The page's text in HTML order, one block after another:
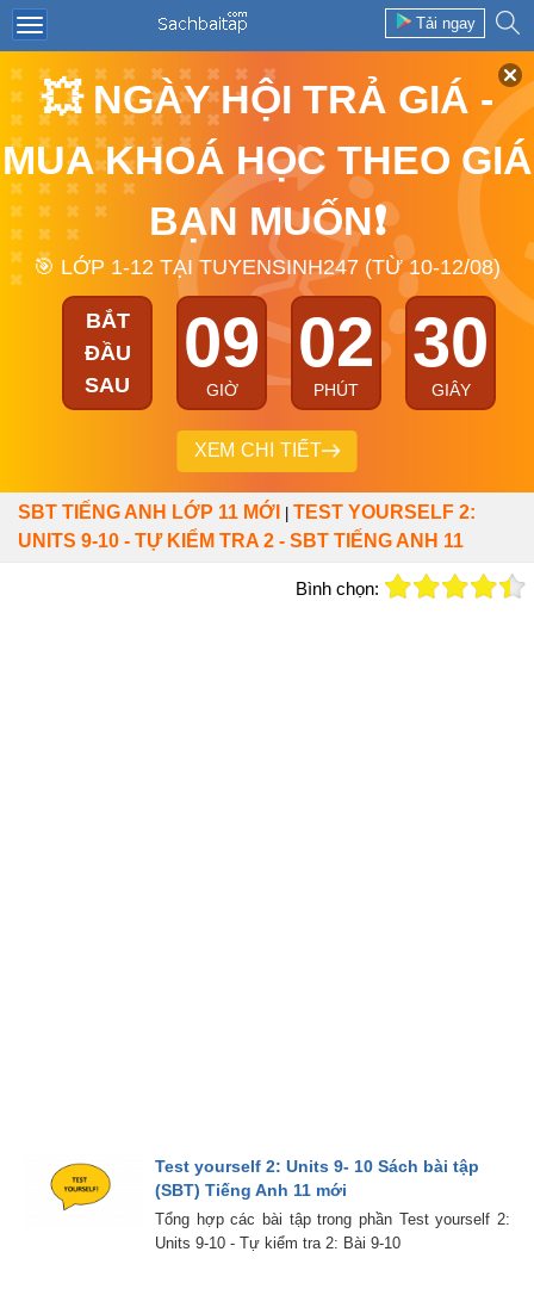
Tải ngay
💥 NGÀY HỘI TRẢ GIÁ -
MUA KHOÁ HỌC THEO GIÁ
BẠN MUỐN❗
🎯 LỚP 1-12 TẠI TUYENSINH247 (TỪ 10-12/08)
BẮT
ĐẦU
SAU
09
GIỜ
02
PHÚT
30
GIÂY
XEM CHI TIẾT
SBT TIẾNG ANH LỚP 11 MỚI
TEST YOURSELF 2:
UNITS 9-10 - TỰ KIỂM TRA 2 - SBT TIẾNG ANH 11
Bình chọn:
Test yourself 2: Units 9- 10 Sách bài tập
(SBT) Tiếng Anh 11 mới
Tổng hợp các bài tập trong phần Test yourself 2:
Units 9-10 - Tự kiểm tra 2: Bài 9-10